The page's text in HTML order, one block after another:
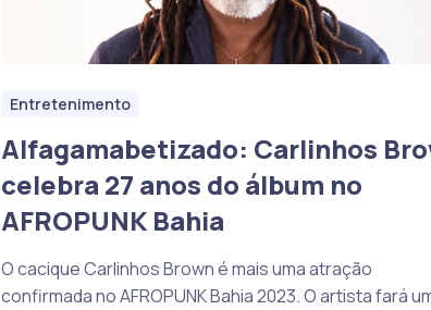
Entretenimento
Alfagamabetizado: Carlinhos
celebra 27 anos do álbum no
AFROPUNK Bahia
O cacique Carlinhos Brown é mais uma atração
confirmada no AFROPUNK Bahia 2023. O artista fará